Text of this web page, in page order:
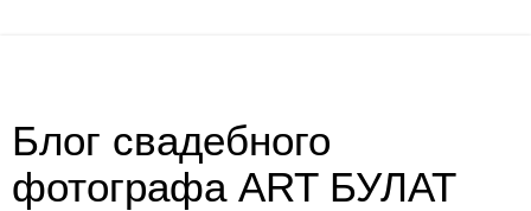
Блог свадебного
фотографа ART БУЛАТ